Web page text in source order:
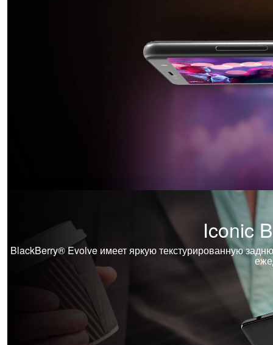
Iconic
BlackBerry® Evolve имеет яркую текстурированную